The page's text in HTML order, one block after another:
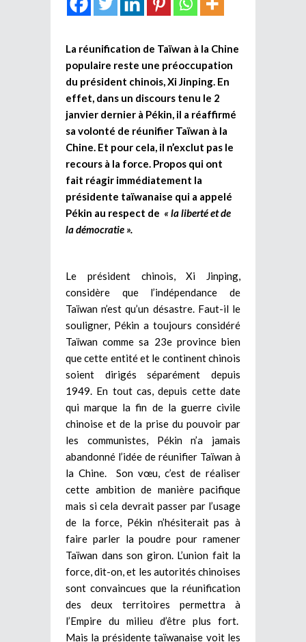
La réunification de Taïwan à la Chine
populaire reste une préoccupation
du président chinois, Xi Jinping. En
effet, dans un discours tenu le 2
janvier dernier à Pékin, il a réaffirmé
sa volonté de réunifier Taïwan à la
Chine. Et pour cela, il n’exclut pas le
recours à la force. Propos qui ont
fait réagir immédiatement la
présidente taïwanaise qui a appelé
Pékin au respect de « la liberté et de
la démocratie ».
Le président chinois, Xi Jinping,
considère que l’indépendance de
Taïwan n’est qu’un désastre. Faut-il le
souligner, Pékin a toujours considéré
Taïwan comme sa 23e province bien
que cette entité et le continent chinois
soient dirigés séparément depuis
1949. En tout cas, depuis cette date
qui marque la fin de la guerre civile
chinoise et de la prise du pouvoir par
les communistes, Pékin n’a jamais
abandonné l’idée de réunifier Taïwan à
la Chine. Son vœu, c’est de réaliser
cette ambition de manière pacifique
mais si cela devrait passer par l’usage
de la force, Pékin n’hésiterait pas à
faire parler la poudre pour ramener
Taïwan dans son giron. L’union fait la
force, dit-on, et les autorités chinoises
sont convaincues que la réunification
des deux territoires permettra à
l’Empire du milieu d’être plus fort.
Mais la présidente taïwanaise voit les